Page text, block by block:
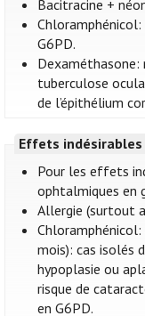
Bacitracine +
G6PD.
Dexaméthasone:
tuberculose
de l’épithélium
Effets indésirables
Pour les effets
ophtalmiques en
Allergie (surtout
mois): cas isolés
hypoplasie ou
risque de
en G6PD.